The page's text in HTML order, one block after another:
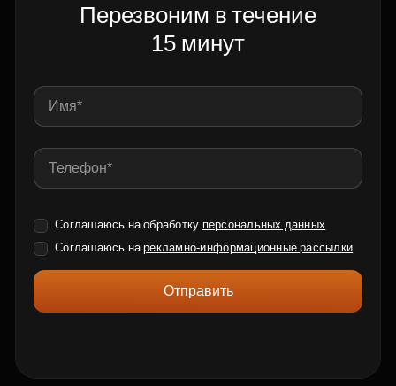
Перезвоним в течение
15 минут
Соглашаюсь на обработку персональных данных
Соглашаюсь нарекламно-информационные рассылки
Отправить